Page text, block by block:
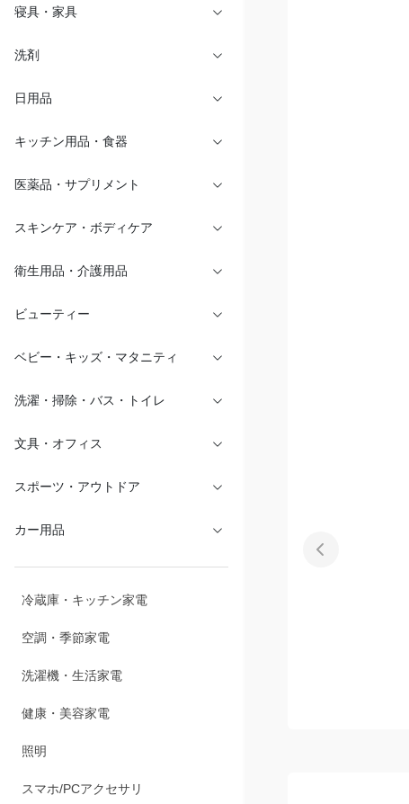
寝具・家具
洗剤
日用品
カー用品
冷蔵庫・キッチン家電
空調・季節家電
洗濯機・生活家電
健康・美容家電
照明